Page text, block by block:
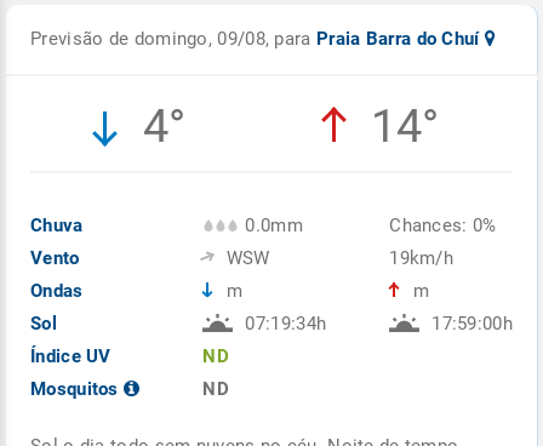
Previsão de domingo, 09/08, para Praia Barra do Chuí
4° 14°
Chuva
Vento
Ondas
Sol
Índice UV
Mosquitos
0.0mm
WSW
m
07:19:34h
ND
ND
Chances: 0%
19km/h
m
17:59:00h